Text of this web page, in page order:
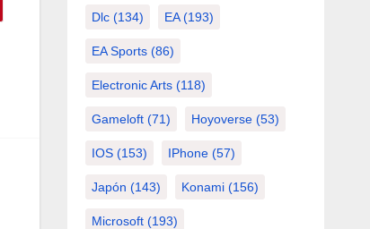
Dlc(134) EA(193)
EA Sports(86)
Electronic Arts(118)
Gameloft(71) Hoyoverse(53)
IOS(153) IPhone(57)
Japón (143) Konami(156)
Microsoft(193)